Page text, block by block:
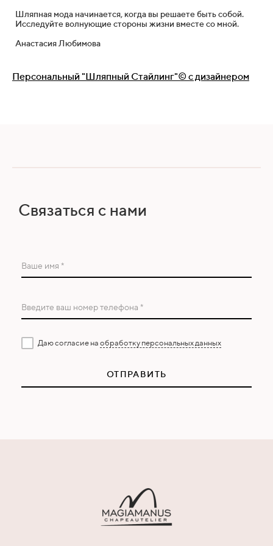
Шляпная мода начинается, когда вы решаете быть собой.
Исследуйте волнующие стороны жизни вместе со мной.
Анастасия Любимова
Персональный "Шляпный Стайлинг"© с дизайнером
Связаться с нами
Ваше имя *
Введите ваш номер телефона *
Даю согласие на обработку персональных данных
ОТПРАВИТЬ